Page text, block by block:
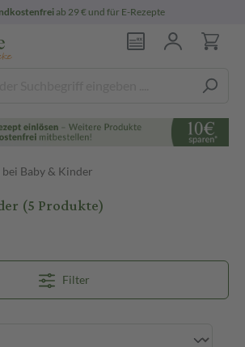
ab 29 € und für E-Rezepte
Baby & Kinder
(5 Produkte)
Filter